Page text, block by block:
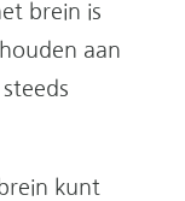
brein is
aan
kunt